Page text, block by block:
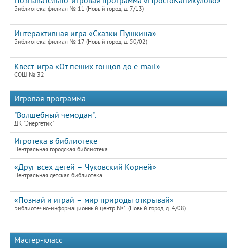
Библиотека-филиал № 11 (Новый город, д. 7/13)
Интерактивная игра «Сказки Пушкина»
Библиотека-филиал № 17 (Новый город, д. 50/02)
Квест-игра «От пеших гонцов до e-mail»
СОШ № 32
Игровая программа
"Волшебный чемодан".
ДК "Энергетик"
Игротека в библиотеке
Центральная городская библиотека
«Друг всех детей – Чуковский Корней»
Центральная детская библиотека
«Познай и играй – мир природы открывай»
Библиотечно-информационный центр №1 (Новый город, д. 4/08)
Мастер-класс